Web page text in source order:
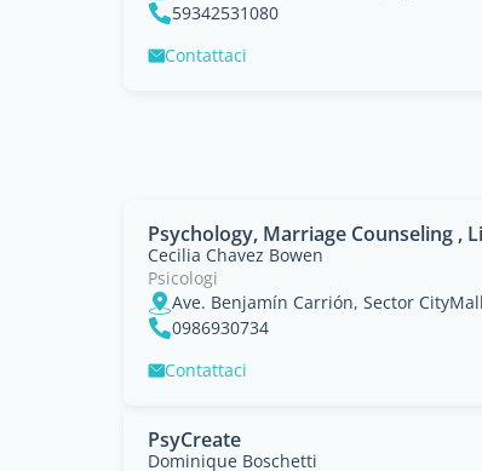
59342531080
Contattaci
Psychology, Marriage Counseling ,
Cecilia Chavez Bowen
Psicologi
Ave. Benjamín Carrión, Sector
0986930734
Contattaci
PsyCreate
Dominique Boschetti